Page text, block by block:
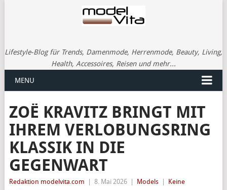
Lifestyle-Blog für Trends, Damenmode, Herrenmode, Beauty, Living,
Health, Accessoires, Reisen und mehr...
MENU
ZOË KRAVITZ BRINGT MIT
IHREM VERLOBUNGSRING
KLASSIK IN DIE
GEGENWART
Redaktion modelvita.com 8. Mai 2026 Models
Keine